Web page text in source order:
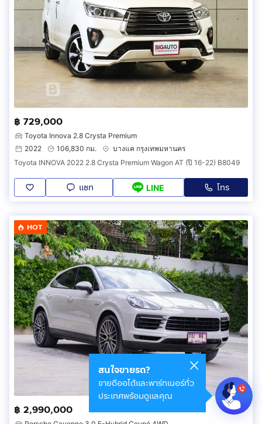
฿ 729,000
Toyota Innova 2.8 Crysta Premium
2022
106,830 กม.
บางแค กรุงเทพมหานคร
Toyota INNOVA 2022 2.8 Crysta Premium Wagon AT (ปี 16-22) B8049
แชท LINE โทร
HOT
฿ 2,990,000
สนใจขายรถ?
ขายดีออโต้และพาร์ทเนอร์ทั่ว
ประเทศพร้อมดูแลคุณ